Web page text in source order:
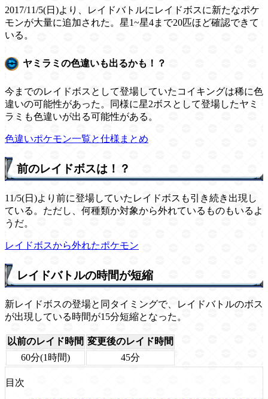
2017/11/5(日)より、レイドバトルにレイドボスに新たなポケ
モンが大量に追加された。星1~星4まで20匹ほど確認できて
いる。
ヤミラミの色違いも出るかも！？
今までのレイドボスとして登場していたコイキングは稀に色
違いの可能性があった。同様に星2ボスとして登場したヤミ
ラミも色違いが出る可能性がある。
色違いポケモン一覧と仕様まとめ
前のレイドボスは！？
11/5(日)より前に登場していたレイドボスも引き続き出現し
ている。ただし、何種類か対象から外れているものもいるよ
うだ。
レイドボスから外れたポケモン
レイドバトルの時間が短縮
新レイドボスの登場と同タイミングで、レイドバトルのボス
が出現している時間が15分短縮となった。
以前のレイド時間 変更後のレイド時間
60分(1時間)
45分
目次